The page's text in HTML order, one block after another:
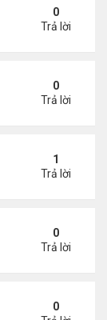
ông...
0
Trả lời
thực khách
0
Trả lời
1
Trả lời
0
Trả lời
đánh bom
0